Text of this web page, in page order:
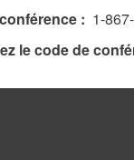
: 1-
le code de